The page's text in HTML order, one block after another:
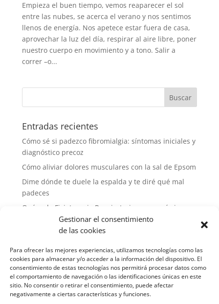
Gestionar el consentimiento
de las cookies
Para ofrecer las mejores experiencias, utilizamos tecnologías como las
cookies para almacenar y/o acceder a la información del dispositivo. El
consentimiento de estas tecnologías nos permitirá procesar datos como
el comportamiento de navegación o las identificaciones únicas en este
sitio. No consentir o retirar el consentimiento, puede afectar
negativamente a ciertas características y funciones.
Empieza el buen tiempo, vemos reaparecer el sol
entre las nubes, se acerca el verano y nos sentimos
llenos de energía. Nos apetece estar fuera de casa,
aprovechar la luz del día, respirar al aire libre, poner
nuestro cuerpo en movimiento y a tono. Salir a
correr –o...
Entradas recientes
Cómo sé si padezco fibromialgia: síntomas iniciales y
diagnóstico precoz
Cómo aliviar dolores musculares con la sal de Epsom
Dime dónde te duele la espalda y te diré qué mal
padeces
Qué es la Fisioterapia Respiratoria, para qué sirve y
cómo se hace
7 maneras de fortalecer el sistema inmunitario en
Comentarios recientes